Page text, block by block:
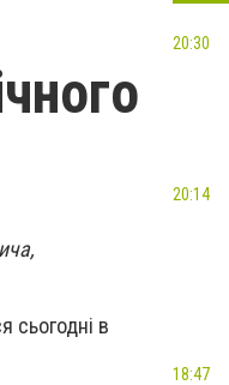
сьогодні в
20:30
20:14
18:47